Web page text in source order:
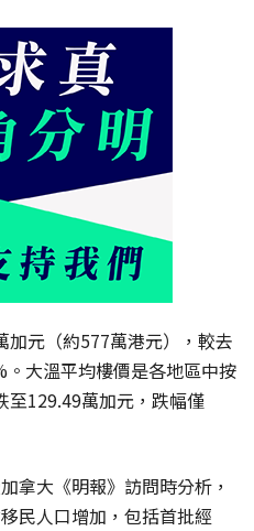
元（約577萬港元），較去
大溫平均樓價是各地區中按
至129.49萬加元，跌幅僅
拿大《明報》訪問時分析，
民人口增加，包括首批經